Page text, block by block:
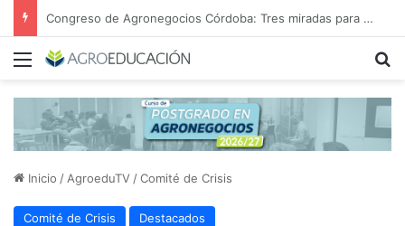
Congreso de Agronegocios Córdoba: Tres miradas para interpretar el escenario y tomar mejores decisiones
Menú
Inicio / AgroeduTV /Comité de Crisis
Comité de Crisis Destacados